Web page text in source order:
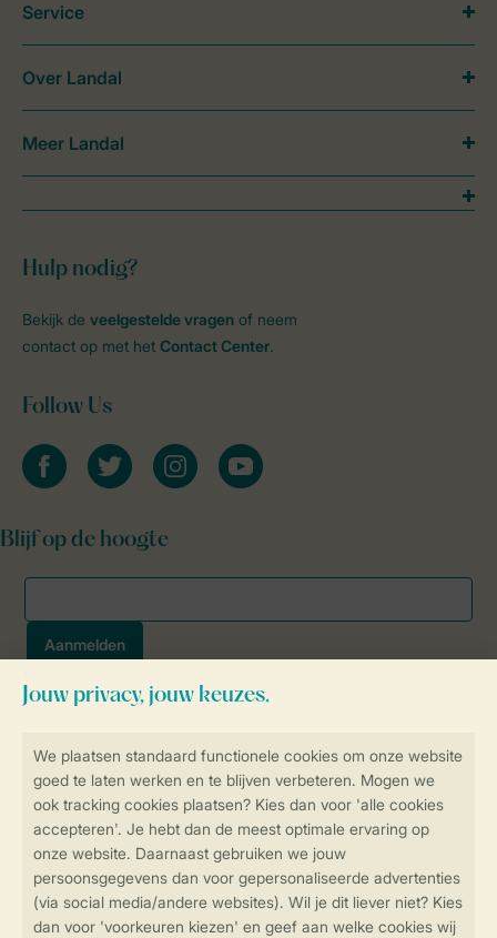
Controle over jouw gegevens &
SSL certificaat
Veilige gegevensoverdracht
Veilige betaling
Hulp nodig?
Bekijk de veelgestelde vragen of neem
contact op met het Contact Center.
Follow Us
facebooktwitter instagramyoutube
Blijf op de hoogte
Service
Over Landal
Meer Landal